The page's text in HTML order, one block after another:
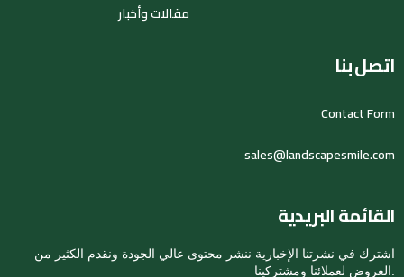
مقالات وأخبار
اتصل بنا
Contact Form
sales@landscapesmile.com
القائمة البريدية
اشترك في نشرتنا الإخبارية ننشر محتوى عالي الجودة ونقدم الكثير من